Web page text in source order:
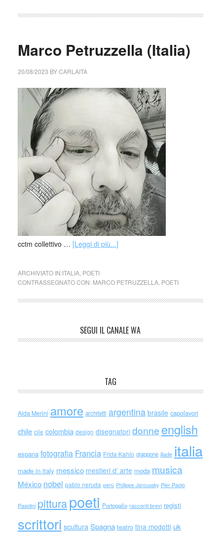
Marco Petruzzella (Italia)
20/08/2023 BYCARLAITA
cctm collettivo … [Leggi di più...]
ARCHIVIATO IN:ITALIA, POETI
CONTRASSEGNATO CON: MARCO PETRUZZELLA, POETI
SEGUI IL CANALE WA
TAG
Alda Merini amore architetti argentina brasile capolavori
chile cile colombia design disegnatori donne english
espana fotografia Francia Frida Kahlo giappone iliade italia
made in italy messico mestieri d' arte moda musica
México nobel pablo neruda perù Philippe Jaroussky Pier Paolo
Pasolini pitturapoeti Portogallo racconti brevi registi
scrittori scultura Spagna teatro tina modotti uk